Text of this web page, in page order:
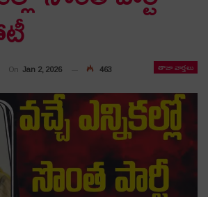
తాజా వార్తలు
On Jan 2, 2026 463